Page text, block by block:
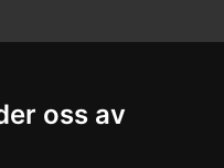
oss av